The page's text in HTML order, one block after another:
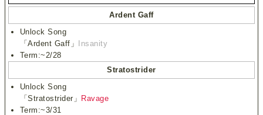
Ardent Gaff
Unlock Song
「Ardent Gaff」 Insanity
Term:~2/28
Stratostrider
Unlock Song
「Stratostrider」 Ravage
Term:~3/31